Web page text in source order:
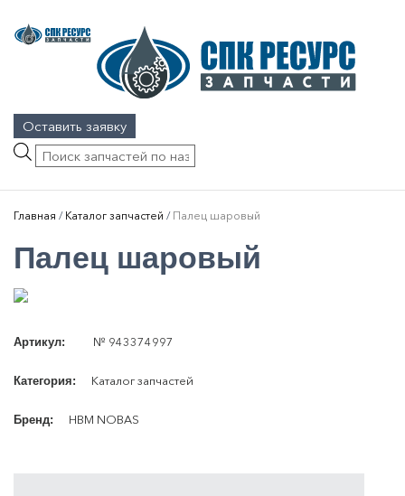
Оставить заявку
Поиск
товаров
Главная / Каталог запчастей / Палец шаровый
Палец шаровый
Артикул: № 943374997
Категория: Каталог запчастей
Бренд: HBM NOBAS